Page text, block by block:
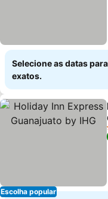
Selecione as datas
exatos.
Escolha popular